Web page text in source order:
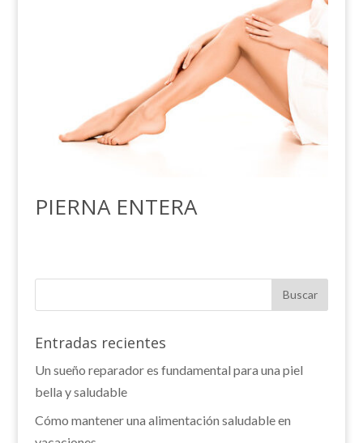
PIERNA ENTERA
Entradas recientes
Un sueño reparador es fundamental para una piel
bella y saludable
Cómo mantener una alimentación saludable en